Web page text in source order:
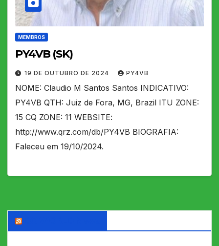
MEMBROS
PY4VB (SK)
19 DE OUTUBRO DE 2024 PY4VB
NOME: Claudio M Santos Santos INDICATIVO:
PY4VB QTH: Juiz de Fora, MG, Brazil ITU ZONE:
15 CQ ZONE: 11 WEBSITE:
http://www.qrz.com/db/PY4VB BIOGRAFIA:
Faleceu em 19/10/2024.